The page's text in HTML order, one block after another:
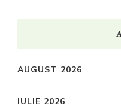
AUGUST 2026
IULIE 2026